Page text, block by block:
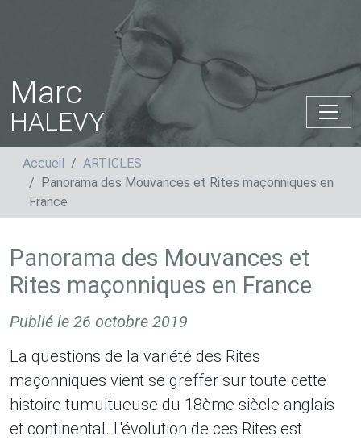
Marc
HALEVY
Accueil
ARTICLES
Panorama des Mouvances et Rites maçonniques en
France
Panorama des Mouvances et
Rites maçonniques en France
Publié le 26 octobre 2019
La questions de la variété des Rites
maçonniques vient se greffer sur toute cette
histoire tumultueuse du 18ème siècle anglais
et continental. L'évolution de ces Rites est